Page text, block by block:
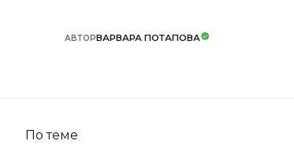
АВТОРВАРВАРА ПОТАПОВА
По теме